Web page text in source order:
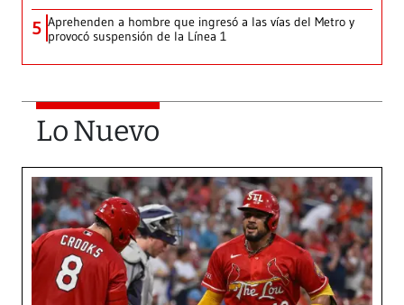
5 Aprehenden a hombre que ingresó a las vías del Metro y
provocó suspensión de la Línea 1
Lo Nuevo